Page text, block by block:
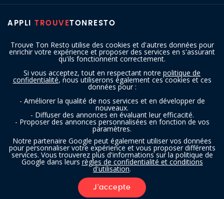
Trouve Ton Resto utilise des cookies et d'autres données pour
enrichir votre expérience et proposer des services en s'assurant
qu'ils fonctionnent correctement.
Si vous acceptez, tout en respectant notre politique de
confidentialité, nous utiliserons également ces cookies et ces
données pour :
- Améliorer la qualité de nos services et en développer de
nouveaux.
- Diffuser des annonces en évaluant leur efficacité.
- Proposer des annonces personnalisées en fonction de vos
paramètres.
Notre partenaire Google peut également utiliser vos données
pour personnaliser votre expérience et vous proposer différents
services. Vous trouverez plus d'informations sur la politique de
Google dans leurs règles de confidentialité et conditions
d'utilisation.
J'accepte
APPLI TROUVETONRESTO
SUIVEZ-NOUS
Copyright © 2016 - 2026 trouvetonresto.be ‐ Tous droits réservés | JDC
Resto SRL | Rue de Mettet 12 - 5640 Mettet (Belgique)